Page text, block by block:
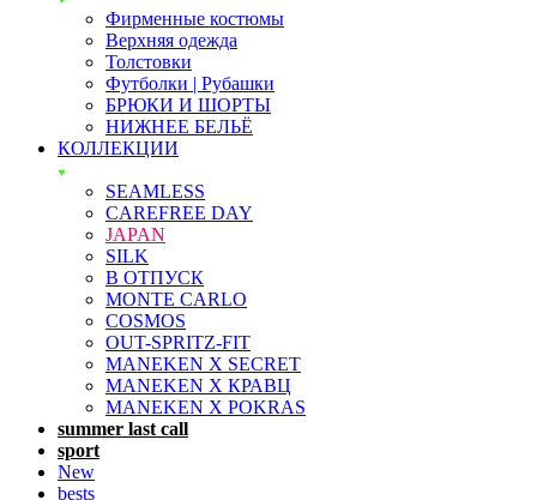
Фирменные костюмы
Верхняя одежда
Толстовки
Футболки | Рубашки
БРЮКИ И ШОРТЫ
НИЖНЕЕ БЕЛЬЁ
КОЛЛЕКЦИИ
SEAMLESS
CAREFREE DAY
JAPAN
SILK
В ОТПУСК
MONTE CARLO
COSMOS
OUT-SPRITZ-FIT
MANEKEN X SECRET
MANEKEN X КРАВЦ
MANEKEN X POKRAS
summer last call
sport
New
bests